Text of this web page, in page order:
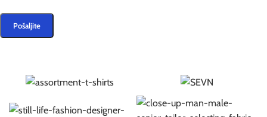
leave
this